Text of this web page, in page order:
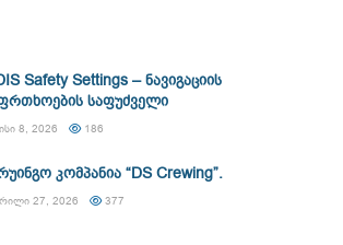
Safety Settings – ნავიგაციის
საფუძველი
8, 2026 186
კომპანია “DS Crewing”.
27, 2026 377